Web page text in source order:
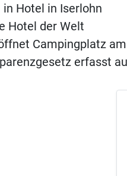
Hotel in Iserlohn
Hotel der Welt
Campingplatz
erfasst